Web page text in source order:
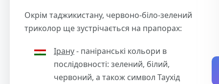
Окрім таджикистану, червоно-біло-зелений
триколор ще зустрічається на прапорах:
Ірану- паніранські кольори в
послідовності: зелений, білий,
червоний, а також символ Таухід